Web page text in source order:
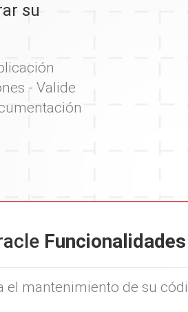
su
- Valide
el mantenimiento de su